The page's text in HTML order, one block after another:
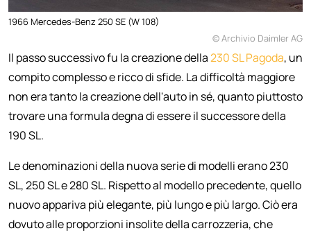
1966 Mercedes-Benz 250 SE (W 108)
© Archivio Daimler AG
Il passo successivo fu la creazione della230 SL Pagoda, un
compito complesso e ricco di sfide. La difficoltà maggiore
non era tanto la creazione dell'auto in sé, quanto piuttosto
trovare una formula degna di essere il successore della
190 SL.
Le denominazioni della nuova serie di modelli erano 230
SL, 250 SL e 280 SL. Rispetto al modello precedente, quello
nuovo appariva più elegante, più lungo e più largo. Ciò era
dovuto alle proporzioni insolite della carrozzeria, che